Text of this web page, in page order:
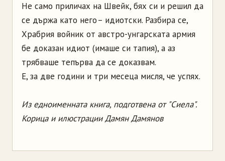
Не само приличах на Швейк, бях си и решил да
се държа като него – идиотски. Разбира се,
Храбрия войник от австро-унгарската армия
бе доказан идиот (имаше си тапия), а аз
трябваше тепърва да се доказвам.
Е, за две години и три месеца мисля, че успях.
Из едноименната книга, подготвена от "Сиела".
Корица и илюстрации Дамян Дамянов